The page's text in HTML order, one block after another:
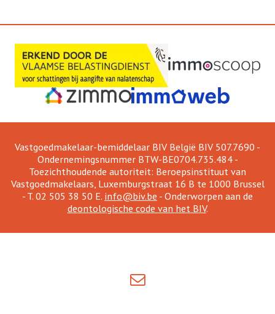
Vastgoedmakelaar-bemiddelaar BIV België BIV 507.7690 -
Ondernemingsnummer BTW-BE0704.735.484 -
Toezichthoudende autoriteit: Beroepsinstituut van
Vastgoedmakelaars, Luxemburgstraat 16 B te 1000 Brussel
- T. 02 505 38 50 E. info@biv.be - Onderworpen aan de
deontologische code van het BIV.